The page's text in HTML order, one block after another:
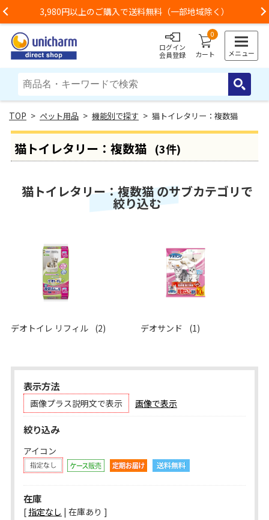
Previous3,980円以上のご購入で送料無料（一部地域除く）
ログイン
会員登録
0
カート メニュー
> ペット用品 > 機能別で探す > 猫トイレタリー：複数猫
猫トイレタリー：複数猫 (3件)
猫トイレタリー：複数猫 のサブカテゴリで
絞り込む
デオトイレ リフィル (2) デオサンド (1)
表示方法
画像プラス説明文で表示 画像で表示
絞り込み
アイコン
在庫
[ 指定なし | 在庫あり ]